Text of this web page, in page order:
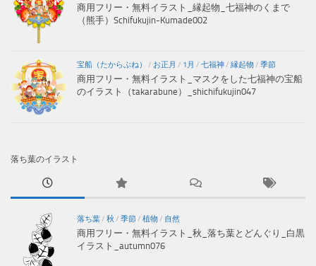
商用フリー・無料イラスト_縁起物_七福神のくまで
（熊手）Schifukujin-Kumade002
宝船（たからぶね） / お正月 / 1月 / 七福神/ 縁起物/ 季節
商用フリー・無料イラスト_マスクをした七福神の宝船
のイラスト（takarabune）_shichifukujin047
落ち葉のイラスト
落ち葉/ 秋 / 季節/ 植物/ 自然
商用フリー・無料イラスト_秋_落ち葉とどんぐり_白黒
イラスト_autumn076